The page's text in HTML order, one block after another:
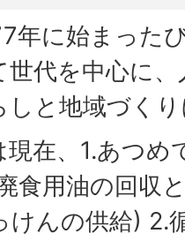
年に始まった
世代を中心に
しと地域づく
現在、1.あつ
食用油の回収
けんの供給) 2.